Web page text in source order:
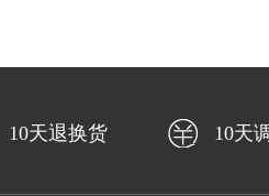
10天退换货 10天